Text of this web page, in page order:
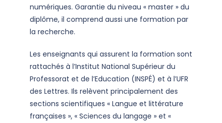
numériques. Garantie du niveau « master » du
diplôme, il comprend aussi une formation par
la recherche.
Les enseignants qui assurent la formation sont
rattachés à l’Institut National Supérieur du
Professorat et de l’Education (INSPÉ) et à l’UFR
des Lettres. Ils relèvent principalement des
sections scientifiques « Langue et littérature
françaises », « Sciences du langage » et «